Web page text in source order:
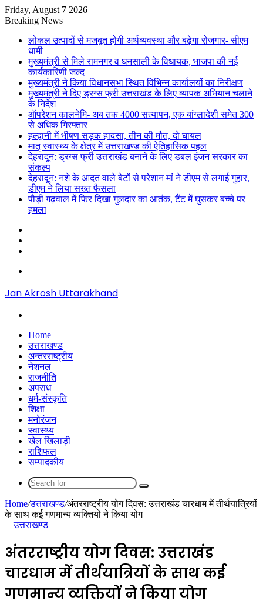
Friday, August 7 2026
Breaking News
लोकल उत्पादों से मजबूत होगी अर्थव्यवस्था और बढ़ेगा रोजगार- सीएम
धामी
मुख्यमंत्री से मिले रामनगर व घनसाली के विधायक, भाजपा की नई
कार्यकारिणी जल्द
मुख्यमंत्री ने किया विधानसभा स्थित विभिन्न कार्यालयों का निरीक्षण
मुख्यमंत्री ने दिए ड्रग्स फ्री उत्तराखंड के लिए व्यापक अभियान चलाने
के निर्देश
ऑपरेशन कालनेमि- अब तक 4000 सत्यापन, एक बांग्लादेशी समेत 300
से अधिक गिरफ्तार
हल्द्वानी में भीषण सड़क हादसा, तीन की मौत, दो घायल
मातृ स्वास्थ्य के क्षेत्र में उत्तराखण्ड की ऐतिहासिक पहल
देहरादून: ड्रग्स फ्री उत्तराखंड बनाने के लिए डबल इंजन सरकार का
संकल्प
देहरादून: नशे के आदत वाले बेटों से परेशान मां ने डीएम से लगाई गुहार,
डीएम ने लिया सख्त फैसला
पौड़ी गढ़वाल में फिर दिखा गुलदार का आतंक, टैंट में घुसकर बच्चे पर
हमला
Jan Akrosh Uttarakhand
Home
उत्तराखण्ड
अन्तरराष्ट्रीय
नेशनल
राजनीति
अपराध
धर्म-संस्कृति
शिक्षा
मनोरंजन
स्वास्थ्य
खेल खिलाड़ी
राशिफल
सम्पादकीय
Search
Home/उत्तराखण्ड/अंतरराष्ट्रीय योग दिवस: उत्तराखंड चारधाम में तीर्थयात्रियों
के साथ कई गणमान्य व्यक्तियों ने किया योग
उत्तराखण्ड
अंतरराष्ट्रीय योग दिवस: उत्तराखंड
चारधाम में तीर्थयात्रियों के साथ कई
गणमान्य व्यक्तियों ने किया योग